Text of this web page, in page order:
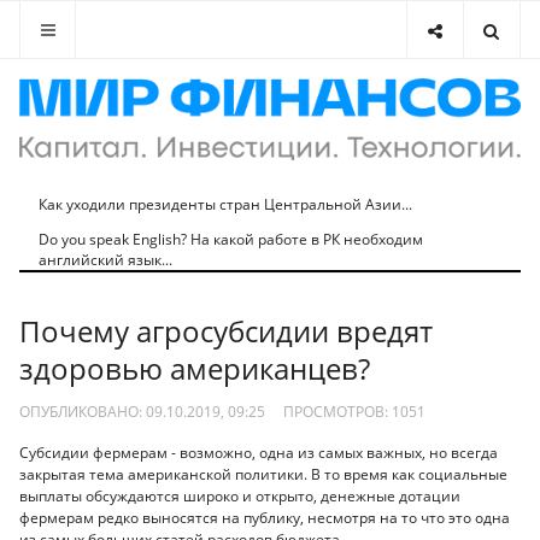
Как уходили президенты стран Центральной Азии...
Do you speak English? На какой работе в РК необходим
английский язык...
Почему агросубсидии вредят
здоровью американцев?
ОПУБЛИКОВАНО: 09.10.2019, 09:25 ПРОСМОТРОВ: 1051
Субсидии фермерам - возможно, одна из самых важных, но всегда
закрытая тема американской политики. В то время как социальные
выплаты обсуждаются широко и открыто, денежные дотации
фермерам редко выносятся на публику, несмотря на то что это одна